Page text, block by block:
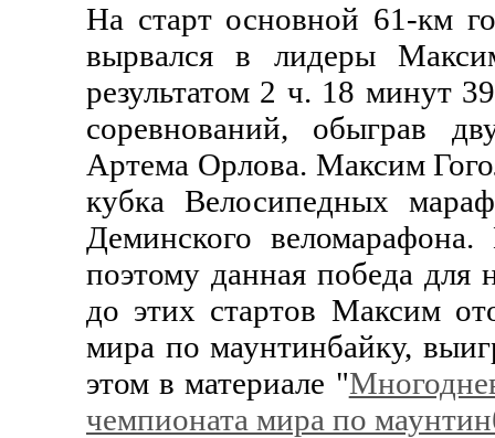
На старт основной 61-км
вырвался в лидеры
результатом 2 ч. 18 минут
соревнований, обыграв
Артема Орлова. Максим
кубка Велосипедных
Деминского
поэтому данная победа для
до этих стартов Максим
мира по маунтинбайку,
этом в материале "
чемпионата мира по